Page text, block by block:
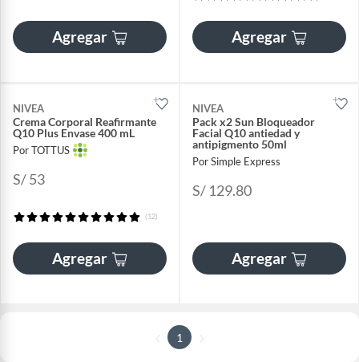
Agregar Agregar
NIVEA
Crema Corporal Reafirmante
Q10 Plus Envase 400 mL
Por TOTTUS
S/ 53
(12)
Agregar
NIVEA
Pack x2 Sun Bloqueador
Facial Q10 antiedad y
antipigmento 50ml
Por Simple Express
S/ 129.80
Agregar
1